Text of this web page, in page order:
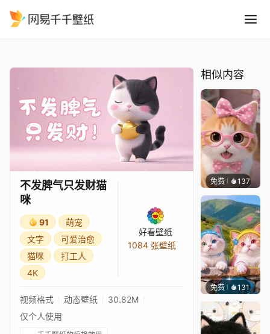
不发脾气只发财猫
咪
91
萌宠
文字
可爱治愈
猫咪
打工人
4K
好看壁纸
1084 张壁纸
视频格式 动态壁纸
30.82M
仅个人使用
相似内容
免费 137好看
免费 131豆子